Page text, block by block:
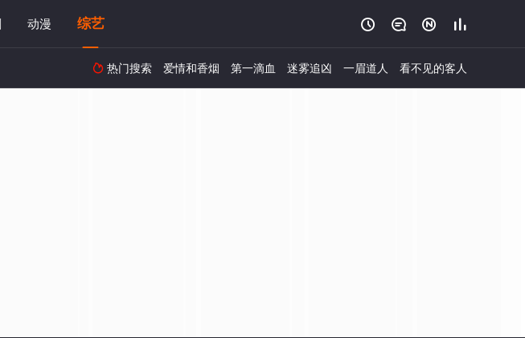
动漫 综艺    
 热门搜索 爱情和香烟 第一滴血 迷雾追凶 一眉道人 看不见的客人